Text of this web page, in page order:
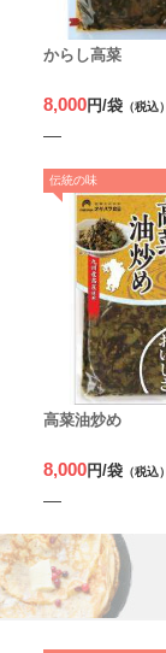
からし高菜
8,000円/袋（税込）
伝統の味
高菜油炒め
8,000円/袋（税込）